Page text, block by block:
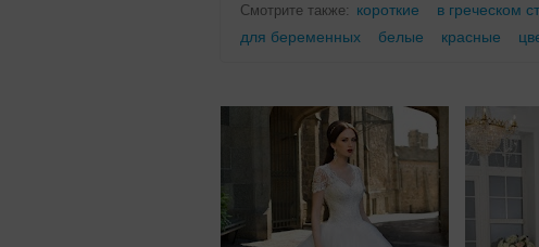
Смотрите также: короткие в греческом
для беременных
белые красные